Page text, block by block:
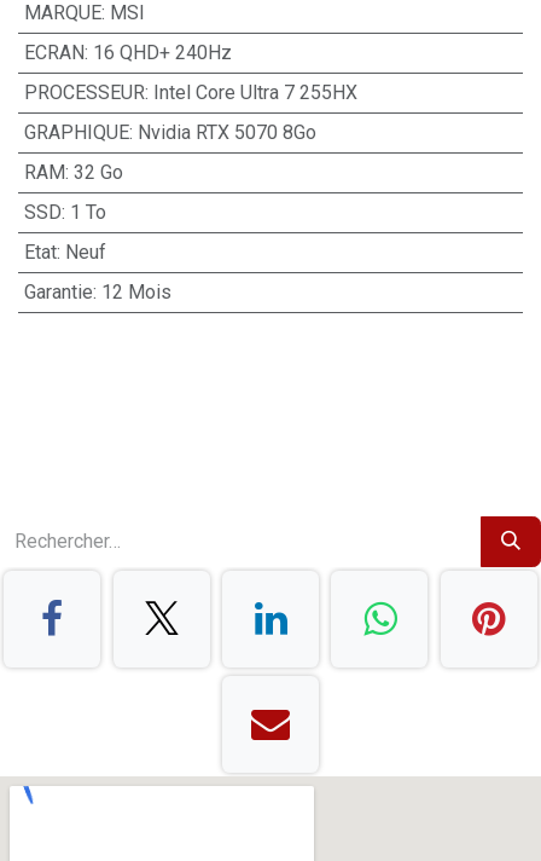
MARQUE: MSI
ECRAN: 16 QHD+ 240Hz
PROCESSEUR: Intel Core Ultra 7 255HX
GRAPHIQUE: Nvidia RTX 5070 8Go
RAM: 32 Go
SSD: 1 To
Etat: Neuf
Garantie: 12 Mois